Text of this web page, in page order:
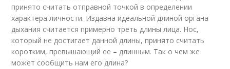
принято считать отправной точкой в определении
характера личности. Издавна идеальной длиной органа
дыхания считается примерно треть длины лица. Нос,
который не достигает данной длины, принято считать
коротким, превышающий ее – длинным. Так о чем же
может сообщить нам его длина?